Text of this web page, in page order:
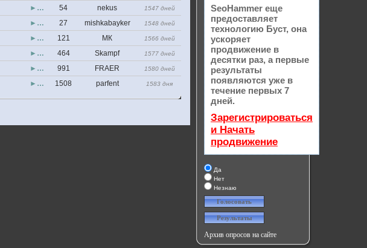
►… 54 nekus 1547 дней
►… 27 mishkabayker 1548 дней
►… 121 МК 1566 дней
►… 464 Skampf 1577 дней
►… 991 FRAER 1580 дней
►… 1508 parfent 1583 дня
SeoHammer еще
предоставляет
технологию Буст, она
ускоряет
продвижение в
десятки раз, а первые
результаты
появляются уже в
течение первых 7
дней.
Зарегистрироваться
и Начать
продвижение
Да
Нет
Незнаю
Архив опросов на сайте